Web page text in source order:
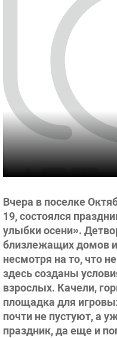
Вчера в поселке
19, состоялся
улыбки осени».
близлежащих домов
несмотря на то, что
здесь созданы
взрослых. Качели,
площадка для
почти не пустуют, а
праздник, да еще и